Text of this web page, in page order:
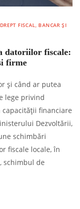
DREPT FISCAL, BANCAR ȘI
datoriilor fiscale:
firme
și când ar putea
lege privind
financiare
Dezvoltării,
schimbări
fiscale locale, în
schimbul de